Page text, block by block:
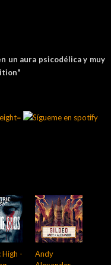
un aura psicodélica y muy
High -
Andy